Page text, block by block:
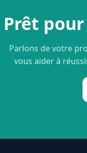
Prêt
Parlons de votre
vous aider à